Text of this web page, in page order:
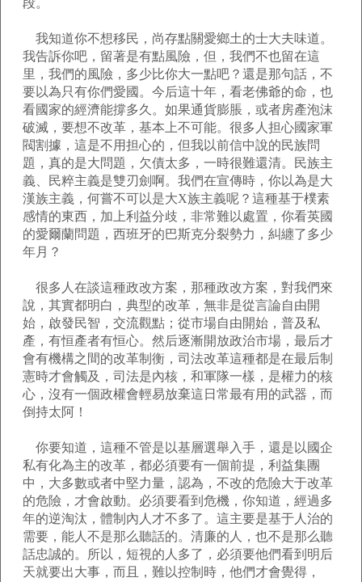
段。
我知道你不想移民，尚存點關愛鄉土的士大夫味道。
我告訴你吧，留著是有點風險，但，我們不也留在這
里，我們的風險，多少比你大一點吧？還是那句話，不
要以為只有你們愛國。今后這十年，看老佛爺的命，也
看國家的經濟能撐多久。如果通貨膨脹，或者房產泡沫
破滅，要想不改革，基本上不可能。很多人担心國家軍
閥割據，這是不用担心的，但我以前信中說的民族問
題，真的是大問題，欠債太多，一時很難還清。民族主
義、民粹主義是雙刃劍啊。我們在宣傳時，你以為是大
漢族主義，何嘗不可以是大X族主義呢？這種基于樸素
感情的東西，加上利益分歧，非常難以處置，你看英國
的愛爾蘭問題，西班牙的巴斯克分裂勢力，糾纏了多少
年月？
很多人在談這種政改方案，那種政改方案，對我們來
說，其實都明白，典型的改革，無非是從言論自由開
始，啟發民智，交流觀點；從市場自由開始，普及私
產，有恒產者有恒心。然后逐漸開放政治市場，最后才
會有機構之間的改革制衡，司法改革這種都是在最后制
憲時才會觸及，司法是內核，和軍隊一樣，是權力的核
心，沒有一個政權會輕易放棄這日常最有用的武器，而
倒持太阿！
你要知道，這種不管是以基層選舉入手，還是以國企
私有化為主的改革，都必須要有一個前提，利益集團
中，大多數或者中堅力量，認為，不改的危險大于改革
的危險，才會啟動。必須要看到危機，你知道，經過多
年的逆淘汰，體制內人才不多了。這主要是基于人治的
需要，能人不是那么聽話的。清廉的人，也不是那么聽
話忠誠的。所以，短視的人多了，必須要他們看到明后
天就要出大事，而且，難以控制時，他們才會覺得，